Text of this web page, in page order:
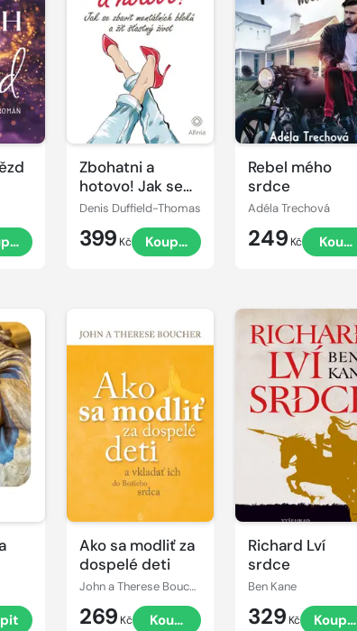
Zbohatni a
hotovo! Jak se
zbavit
mentálních
bloků a žít
šťastný život
Denis Duffield-Thomas
399 Kč Koupit
Rebel mého
srdce
Adéla Trechová
249 Kč Koupit
Ako sa modliť za
dospelé deti
John a Therese Boucher
269 Kč Koupit
Richard Lví
srdce
Ben Kane
329 Kč Koupit